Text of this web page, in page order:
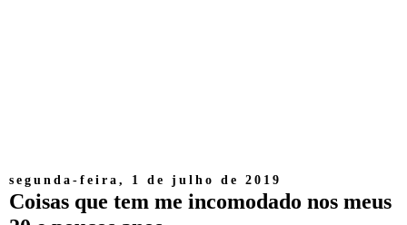
segunda-feira, 1 de julho de 2019
Coisas que tem me incomodado nos meus